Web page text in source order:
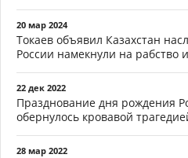
20 мар 2024
Токаев объявил Казахстан
России намекнули на рабство
22 дек 2022
Празднование дня рождения
обернулось кровавой
28 мар 2022